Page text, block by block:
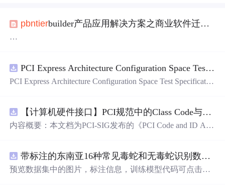
pbntierbuilder产品应用解决方案之商业软件迁移升级
特点是通用性比较强，客户广泛、部署环境多样、价格有
层次等。
通软的ERP-PS版即为PB所开发，而台湾地区的著名ERP，
前普阳eProERP也为 PB所开发；MRPII则大部分为 PB所
发 ，并在制造行业有广泛的应用；据了解，物流系统同样
PCI Express Architecture Configuration Space Test Specification Revision 5.0, Version 1.0 (CB).pdf
PCI Express Architecture Configuration Space Test Specificatio
【计算机硬件接口】PCI规范中的Class Code与Capability ID分配：设备功能分类及扩展能力标识系统设计
内容概要：本文档为PCI-SIG发布的《PCI Code and ID Assi
ity IDs）以
带标注的东南亚16种常见毒蛇和无毒蛇识别数据集， 识别率73.4%，7593张图，支持yolo
预览数据集中的图片，标注信息，训练模型代码可点击查